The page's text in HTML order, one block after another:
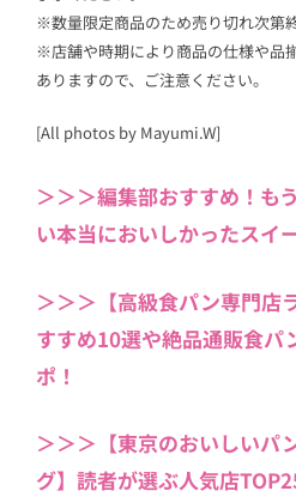
※数量限定商品のため売り切れ次第
※店舗や時期により商品の仕様や品
ありますので、ご注意ください。
[All photos by Mayumi.W]
＞＞＞編集部おすすめ！も
い本当においしかったスイ
＞＞＞【高級食パン専門店
すすめ10選や絶品通販食パ
ポ！
＞＞＞【東京のおいしいパ
グ】読者が選ぶ人気店